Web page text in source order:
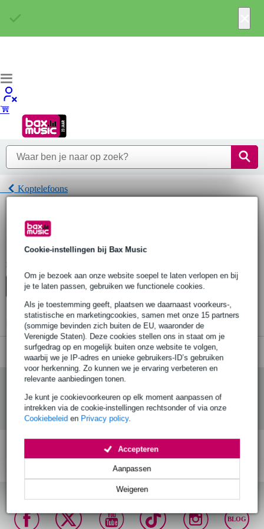
Cookie-instellingen bij Bax Music
Om je bezoek aan onze website soepel te laten verlopen en bij
je te laten passen, gebruiken we functionele cookies.
Als je toestemming geeft, plaatsen we daarnaast voorkeurs-,
statistische en marketingcookies, samen met onze 15 partners
(sommige bevinden zich buiten de EU, waaronder de
Verenigde Staten). Deze cookies stellen ons in staat om je
surfgedrag op en mogelijk buiten onze website te volgen,
waarbij we je IP-adres en unieke gebruikers-ID’s gebruiken
voor herkenning. Zo kunnen we je ervaring verbeteren en
relevante aanbiedingen tonen.
Je kunt je cookievoorkeuren op elk moment aanpassen of
intrekken via de cookie-instellingen rechtsonder of via onze
Cookiebeleid en Privacy policy.
Weigeren
Aanpassen
Accepteren
Koptelefoons
Koptelefoons
Marshall Koptelefoons
Top-10 Advies
Er zijn geen producten gevonden.
Gratis verzending vanaf
Voor 23:00 besteld,
maandag in huis (mits
op voorraad)
30 dagen 'niet goed
BLOG